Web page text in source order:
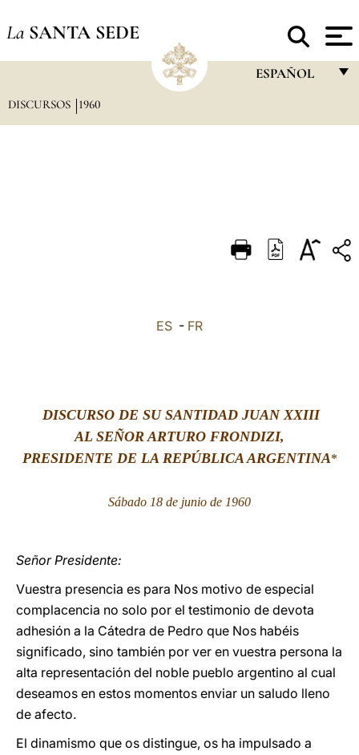
La SANTA SEDE
ESPAÑOL
DEUTSCH
DISCURSOS 1960
ES - FR
DISCURSO DE SU SANTIDAD JUAN XXIII
AL SEÑOR ARTURO FRONDIZI,
PRESIDENTE DE LA REPÚBLICA ARGENTINA*
Sábado 18 de junio de 1960
Señor Presidente:
Vuestra presencia es para Nos motivo de especial
complacencia no solo por el testimonio de devota
adhesión a la Cátedra de Pedro que Nos habéis
significado, sino también por ver en vuestra persona la
alta representación del noble pueblo argentino al cual
deseamos en estos momentos enviar un saludo lleno
de afecto.
El dinamismo que os distingue, os ha impulsado a